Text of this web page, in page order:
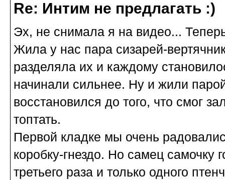
Re: Интим не предлагать :)
Эх, не снимала я на видео...
Жила у нас пара сизарей-
разделяла их и каждому
начинали сильнее. Ну и жили
восстановился до того, что смог
топтать.
Первой кладке мы очень
коробку-гнездо. Но самец
третьего раза и только одного